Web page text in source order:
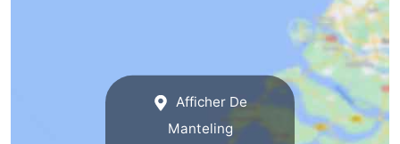
Afficher De
Manteling